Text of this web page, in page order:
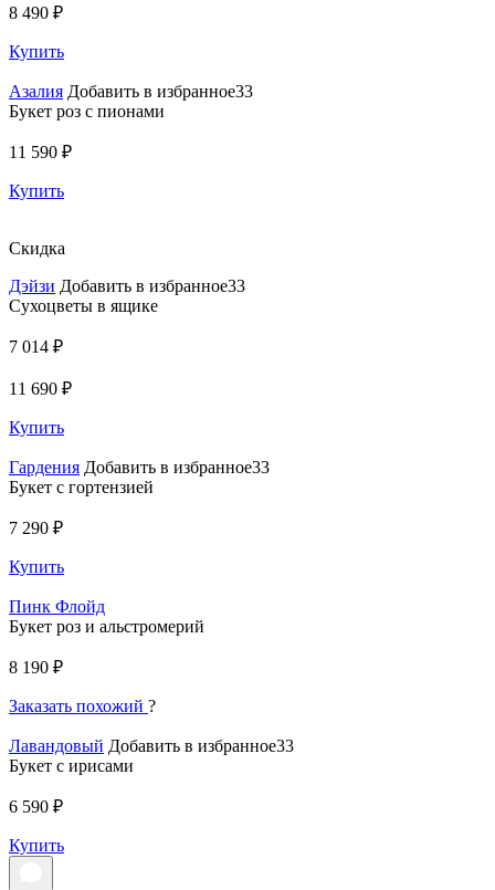
8 490 ₽
Купить
Азалия Добавить в избранное33
Букет роз с пионами
11 590 ₽
Купить
Скидка
Дэйзи Добавить в избранное33
Сухоцветы в ящике
7 014 ₽
11 690 ₽
Купить
Гардения Добавить в избранное33
Букет с гортензией
7 290 ₽
Купить
Пинк Флойд
Букет роз и альстромерий
8 190 ₽
Заказать похожий ?
Лавандовый Добавить в избранное33
Букет с ирисами
6 590 ₽
Купить